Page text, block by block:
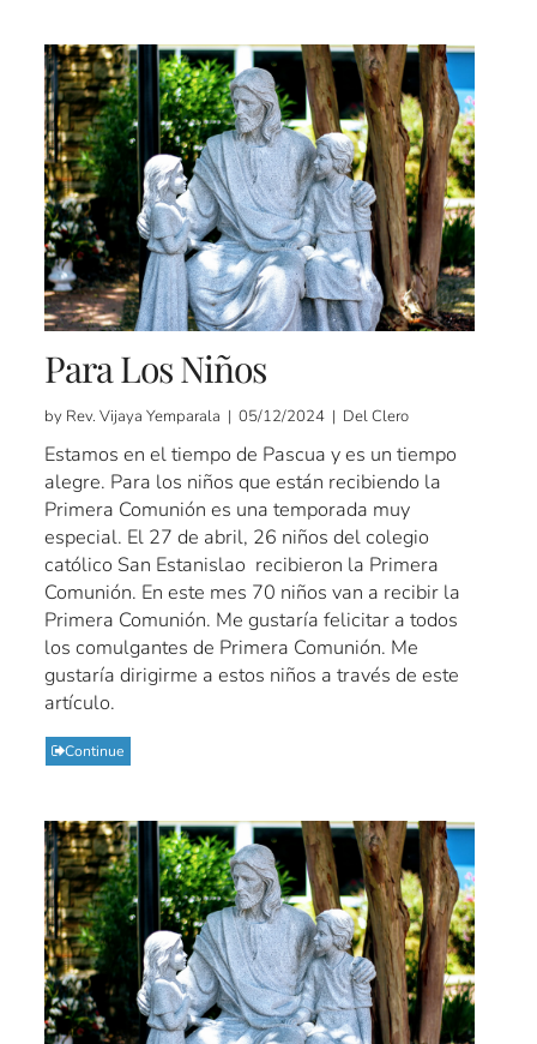
Para Los Niños
by Rev. Vijaya Yemparala | 05/12/2024 | Del Clero
Estamos en el tiempo de Pascua y es un tiempo
alegre. Para los niños que están recibiendo la
Primera Comunión es una temporada muy
especial. El 27 de abril, 26 niños del colegio
católico San Estanislao recibieron la Primera
Comunión. En este mes 70 niños van a recibir la
Primera Comunión. Me gustaría felicitar a todos
los comulgantes de Primera Comunión. Me
gustaría dirigirme a estos niños a través de este
artículo.
Continue